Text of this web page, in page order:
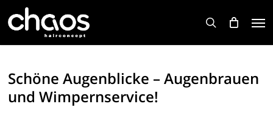
search
Schöne Augenblicke – Augenbrauen
und Wimpernservice!